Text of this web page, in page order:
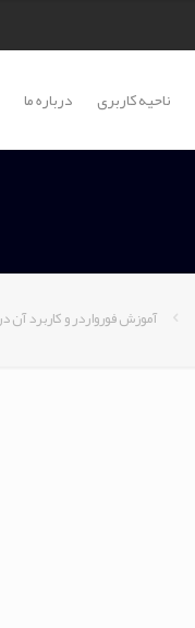
ناحیه کاربری درباره ما
آموزش فورواردر و کاربرد آن